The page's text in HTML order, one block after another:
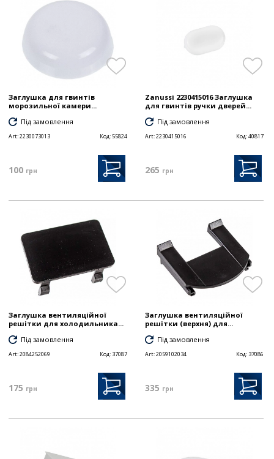
Заглушка для гвинтів
морозильної камери...
Під замовлення
Art:2230073013 Код:55824
100 грн
Zanussi 2230415016 Заглушка
для гвинтів ручки дверей...
Під замовлення
Art:2230415016 Код:40817
265 грн
Заглушка вентиляційної
решітки для холодильника...
Під замовлення
Art:2084252069 Код: 37087
175 грн
Заглушка вентиляційної
решітки (верхня) для...
Під замовлення
Art:2059102034 Код: 37086
335 грн